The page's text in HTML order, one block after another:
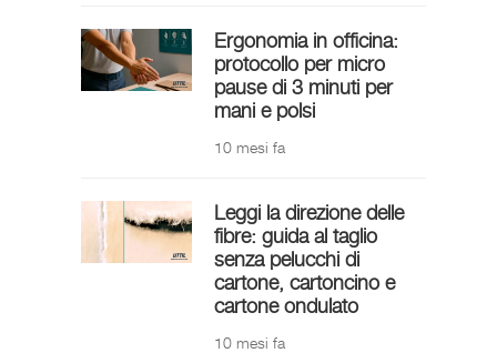
Ergonomia in officina:
protocollo per micro
pause di 3 minuti per
mani e polsi
10 mesi fa
Leggi la direzione delle
fibre: guida al taglio
senza pelucchi di
cartone, cartoncino e
cartone ondulato
10 mesi fa